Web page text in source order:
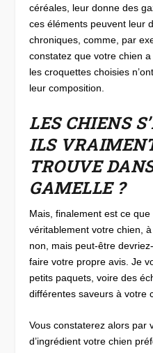
céréales, leur donne des
ces éléments peuvent leur
chroniques, comme, par
constatez que votre chien
les croquettes choisies
leur composition.
LES CHIENS
ILS
TROUVE
GAMELLE ?
Mais, finalement est ce
véritablement votre chien,
non, mais peut-être
faire votre propre avis. Je
petits paquets, voire des
différentes saveurs à votre
Vous constaterez alors par
d’ingrédient votre chien